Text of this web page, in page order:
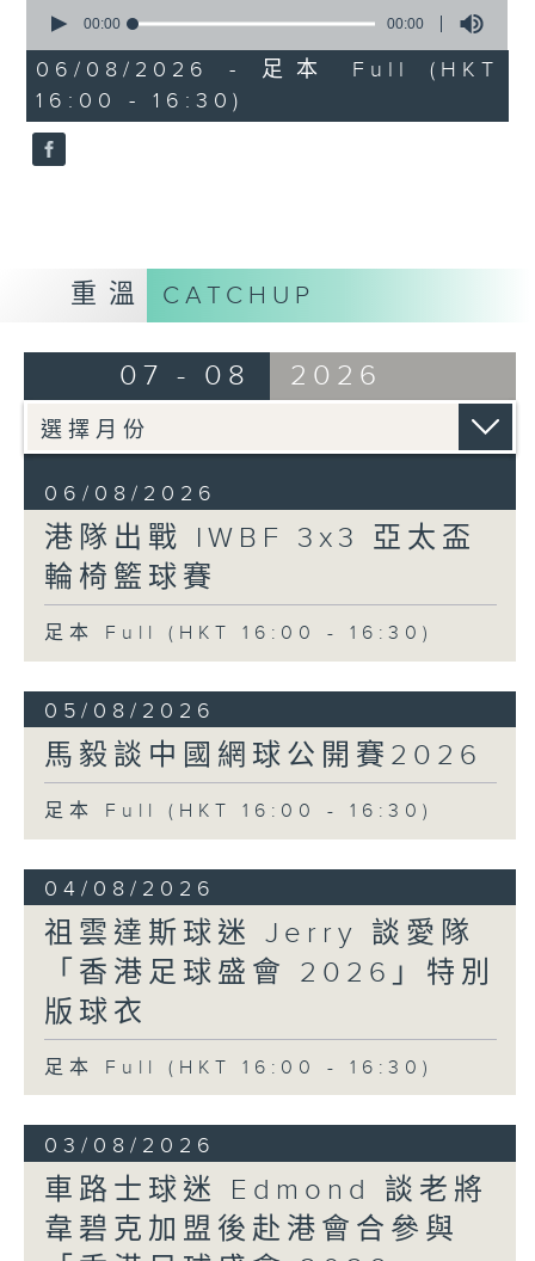
seconds
0
seconds
00:00 00:00
06/08/2026 - 足本 Full (HKT
16:00 - 16:30)
重溫 CATCHUP
07 - 08 2026
06/08/2026
港隊出戰 IWBF 3x3 亞太盃
輪椅籃球賽
足本 Full (HKT 16:00 - 16:30)
05/08/2026
馬毅談中國網球公開賽2026
足本 Full (HKT 16:00 - 16:30)
04/08/2026
祖雲達斯球迷 Jerry 談愛隊
「香港足球盛會 2026」特別
版球衣
足本 Full (HKT 16:00 - 16:30)
03/08/2026
車路士球迷 Edmond 談老將
韋碧克加盟後赴港會合參與